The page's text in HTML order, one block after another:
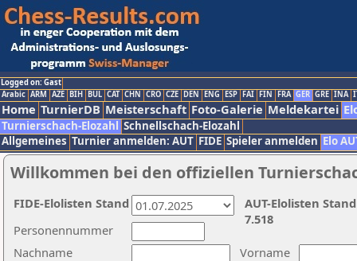
Logged on: Gast
Arabic ARM AZE BIH BUL CAT CHN CRO CZE DEN ENG ESP FAI FIN FRA GER GRE INA
Home TurnierDB Meisterschaft Foto-Galerie Meldekartei
Turnierschach-Elozahl Schnellschach-Elozahl
Allgemeines Turnier anmelden: AUT FIDE Spieler anmelden Elo
Willkommen bei den offiziellen
Nachname
Vorname
Personennummer
AUT-Elolisten
7.518
FIDE-Elolisten Stand